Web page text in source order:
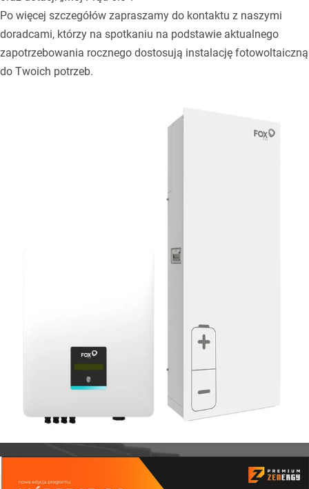
Po więcej szczegółów zapraszamy do kontaktu z naszymi
doradcami, którzy na spotkaniu na podstawie aktualnego
zapotrzebowania rocznego dostosują instalację fotowoltaiczną
do Twoich potrzeb.